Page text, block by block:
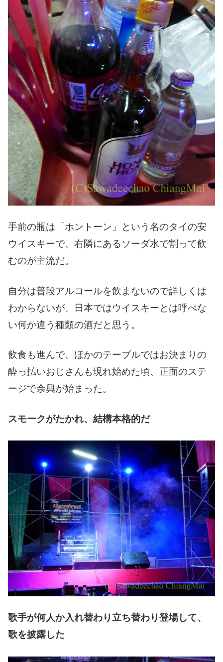
手前の瓶は「ホントーン」という名のタイの安
ウイスキーで、右隣にあるソーダ水で割って飲
むのが主流だ。
自分は普段アルコールを飲まないので詳しくは
わからないが、日本ではウイスキーとは呼べな
い何か違う種類の酒だと思う。
飲食も進んで、ほかのテーブルではお決まりの
酔っ払いおじさんも現れ始めた頃、正面のステ
ージで余興が始まった。
スモークがたかれ、結構本格的だ
歌手が何人か入れ替わり立ち替わり登場して、
歌を披露した